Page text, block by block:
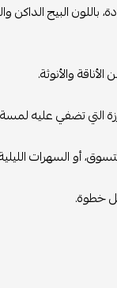
باللون البيج الداكن
والأنوثة.
التي تضفي عليه
أو السهرات
خطوة.